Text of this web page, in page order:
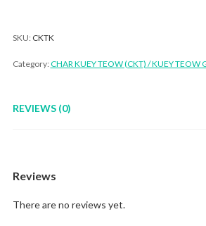
SKU: CKTK
Category: CHAR KUEY TEOW (CKT) / KUEY TEOW
REVIEWS (0)
Reviews
There are no reviews yet.